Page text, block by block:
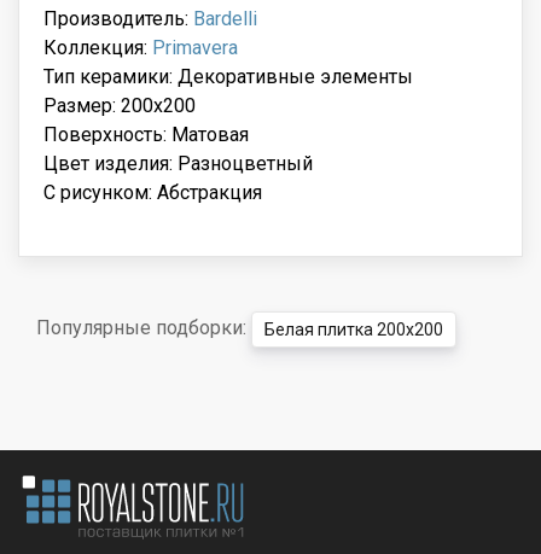
Производитель: Bardelli
Коллекция: Primavera
Тип керамики: Декоративные элементы
Размер: 200x200
Поверхность: Матовая
Цвет изделия: Разноцветный
С рисунком: Абстракция
Популярные подборки: Белая плитка 200x200